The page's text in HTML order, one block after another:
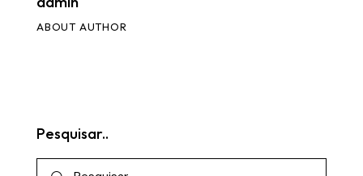
ABOUT AUTHOR
Pesquisar..